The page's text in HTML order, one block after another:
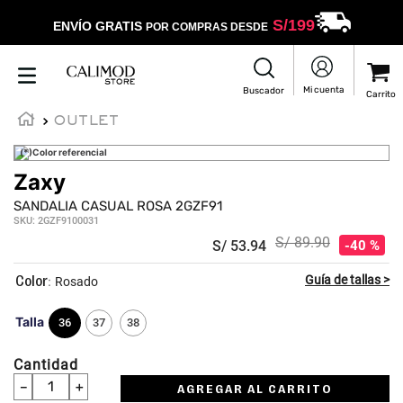
ENVÍO GRATIS POR COMPRAS DESDES/199
OUTLET
(*)Color referencial
Zaxy
SANDALIA CASUAL ROSA 2GZF91
SKU: 2GZF9100031
S/ 53.94 S/ 89.90 40 %
Talla 36 37 38
: Rosado
Cantidad
＋
－ AGREGAR AL CARRITO